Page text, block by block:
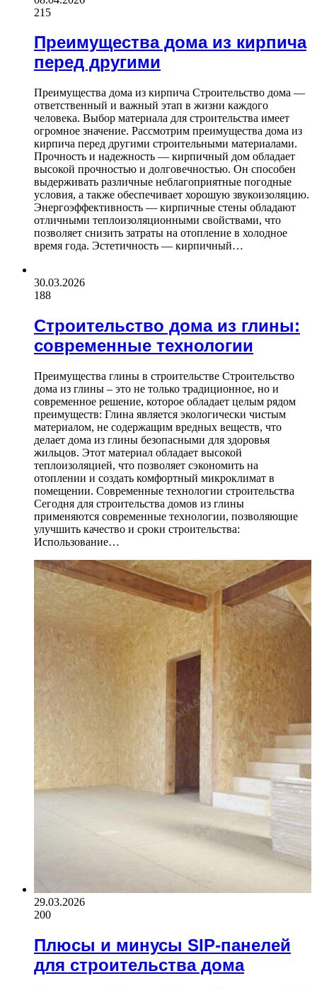
215
Преимущества дома из кирпича
перед другими
Преимущества дома из кирпича Строительство дома —
ответственный и важный этап в жизни каждого
человека. Выбор материала для строительства имеет
огромное значение. Рассмотрим преимущества дома из
кирпича перед другими строительными материалами.
Прочность и надежность — кирпичный дом обладает
высокой прочностью и долговечностью. Он способен
выдерживать различные неблагоприятные погодные
условия, а также обеспечивает хорошую звукоизоляцию.
Энергоэффективность — кирпичные стены обладают
отличными теплоизоляционными свойствами, что
позволяет снизить затраты на отопление в холодное
время года. Эстетичность — кирпичный…
30.03.2026
188
Строительство дома из глины:
современные технологии
Преимущества глины в строительстве Строительство
дома из глины – это не только традиционное, но и
современное решение, которое обладает целым рядом
преимуществ: Глина является экологически чистым
материалом, не содержащим вредных веществ, что
делает дома из глины безопасными для здоровья
жильцов. Этот материал обладает высокой
теплоизоляцией, что позволяет сэкономить на
отоплении и создать комфортный микроклимат в
помещении. Современные технологии строительства
Сегодня для строительства домов из глины
применяются современные технологии, позволяющие
улучшить качество и сроки строительства:
Использование…
29.03.2026
200
Плюсы и минусы SIP-панелей
для строительства дома